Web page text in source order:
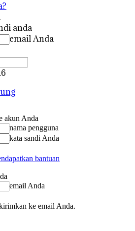
anda
email Anda
akun Anda
nama pengguna
kata sandi Anda
bantuan
email Anda
ke email Anda.